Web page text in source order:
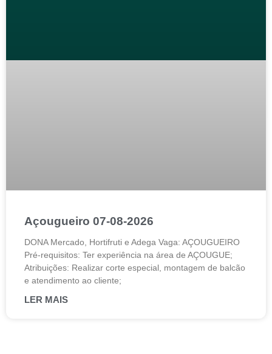
Açougueiro 07-08-2026
DONA Mercado, Hortifruti e Adega Vaga: AÇOUGUEIRO
Pré-requisitos: Ter experiência na área de AÇOUGUE;
Atribuições: Realizar corte especial, montagem de balcão
e atendimento ao cliente;
LER MAIS